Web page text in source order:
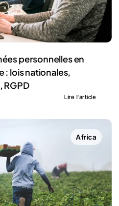
personnelles en
lois nationales,
RGPD
Lire l'article
Africa